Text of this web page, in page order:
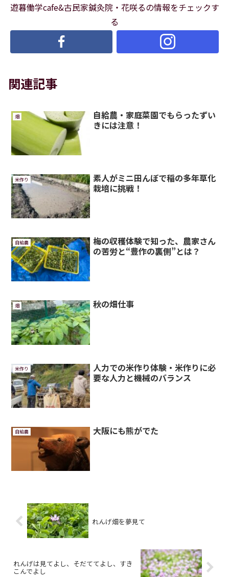
遊暮働学cafe&古民家鍼灸院・花咲るの情報をチェックす
る
関連記事
畑
自給農・家庭菜園でもらったずい
きには注意！
米作り
素人がミニ田んぼで稲の多年草化
栽培に挑戦！
自給農
梅の収穫体験で知った、農家さん
の苦労と“豊作の裏側”とは？
畑 秋の畑仕事
米作り
人力での米作り体験・米作りに必
要な人力と機械のバランス
自給農 大阪にも熊がでた
れんげ畑を夢見て
れんげは見てよし、そだててよし、すき
こんでよし